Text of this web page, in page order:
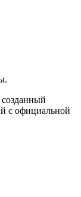
с официальной